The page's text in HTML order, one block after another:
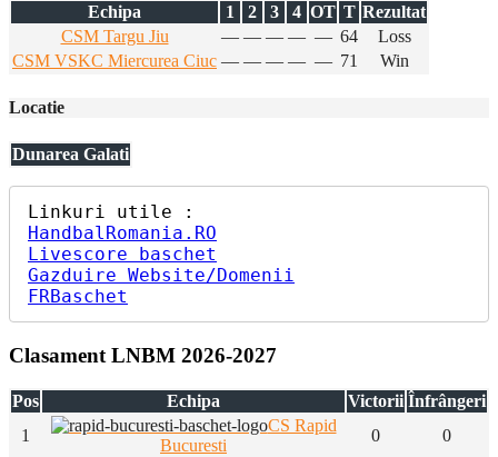
Echipa 1 2 3 4 OT T Rezultat
CSM Targu Jiu
— — — — — 64
Loss
CSM VSKC Miercurea Ciuc — — — — — 71 Win
Locatie
Dunarea Galati
HandbalRomania.RO
Livescore baschet
Gazduire Website/Domenii
FRBaschet
Clasament LNBM 2026-2027
Pos Echipa Victorii Înfrângeri
1
CS Rapid
Bucuresti
0 0